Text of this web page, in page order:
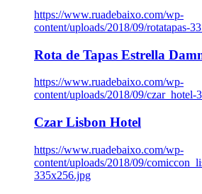
https://www.ruadebaixo.com/wp-
content/uploads/2018/09/rotatapas-
Rota de Tapas Estrella
https://www.ruadebaixo.com/wp-
content/uploads/2018/09/czar_hotel-
Czar Lisbon Hotel
https://www.ruadebaixo.com/wp-
content/uploads/2018/09/
335x256.jpg